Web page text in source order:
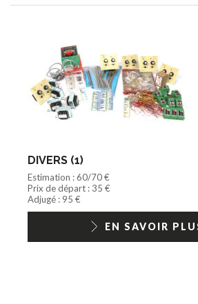
DIVERS (1)
Estimation : 60/70 €
Prix de départ : 35 €
Adjugé : 95 €
EN SAVOIR